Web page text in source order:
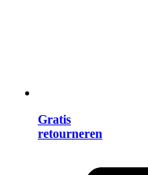
Gratis
retourneren